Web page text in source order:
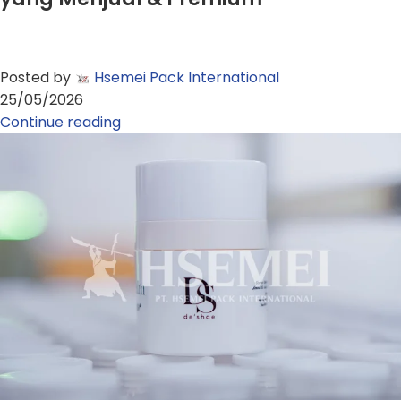
Posted by
Hsemei Pack International
25/05/2026
Continue reading